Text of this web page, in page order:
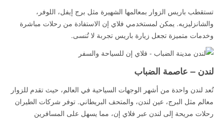
تستقطب باريس الزوار بمعالمها الشهيرة مثل برج إيفل، اللوفر،
والشانزليزيه. يمكن لمستخدمي فلاي إن الاستفادة من رحلات مباشرة
وخدمات متميزة تجعل زيارة باريس تجربة لا تُنسى.
لندن – عاصمة الضباب
تُعد لندن واحدة من أشهر الوجهات السياحية في العالم، حيث تقدم للزوار
معالم مثل البرج، عين لندن، والمتحف البريطاني. توفر شركات الطيران
رحلات مريحة إلى لندن عبر فلاي إن، مما يسهل على المسافرين